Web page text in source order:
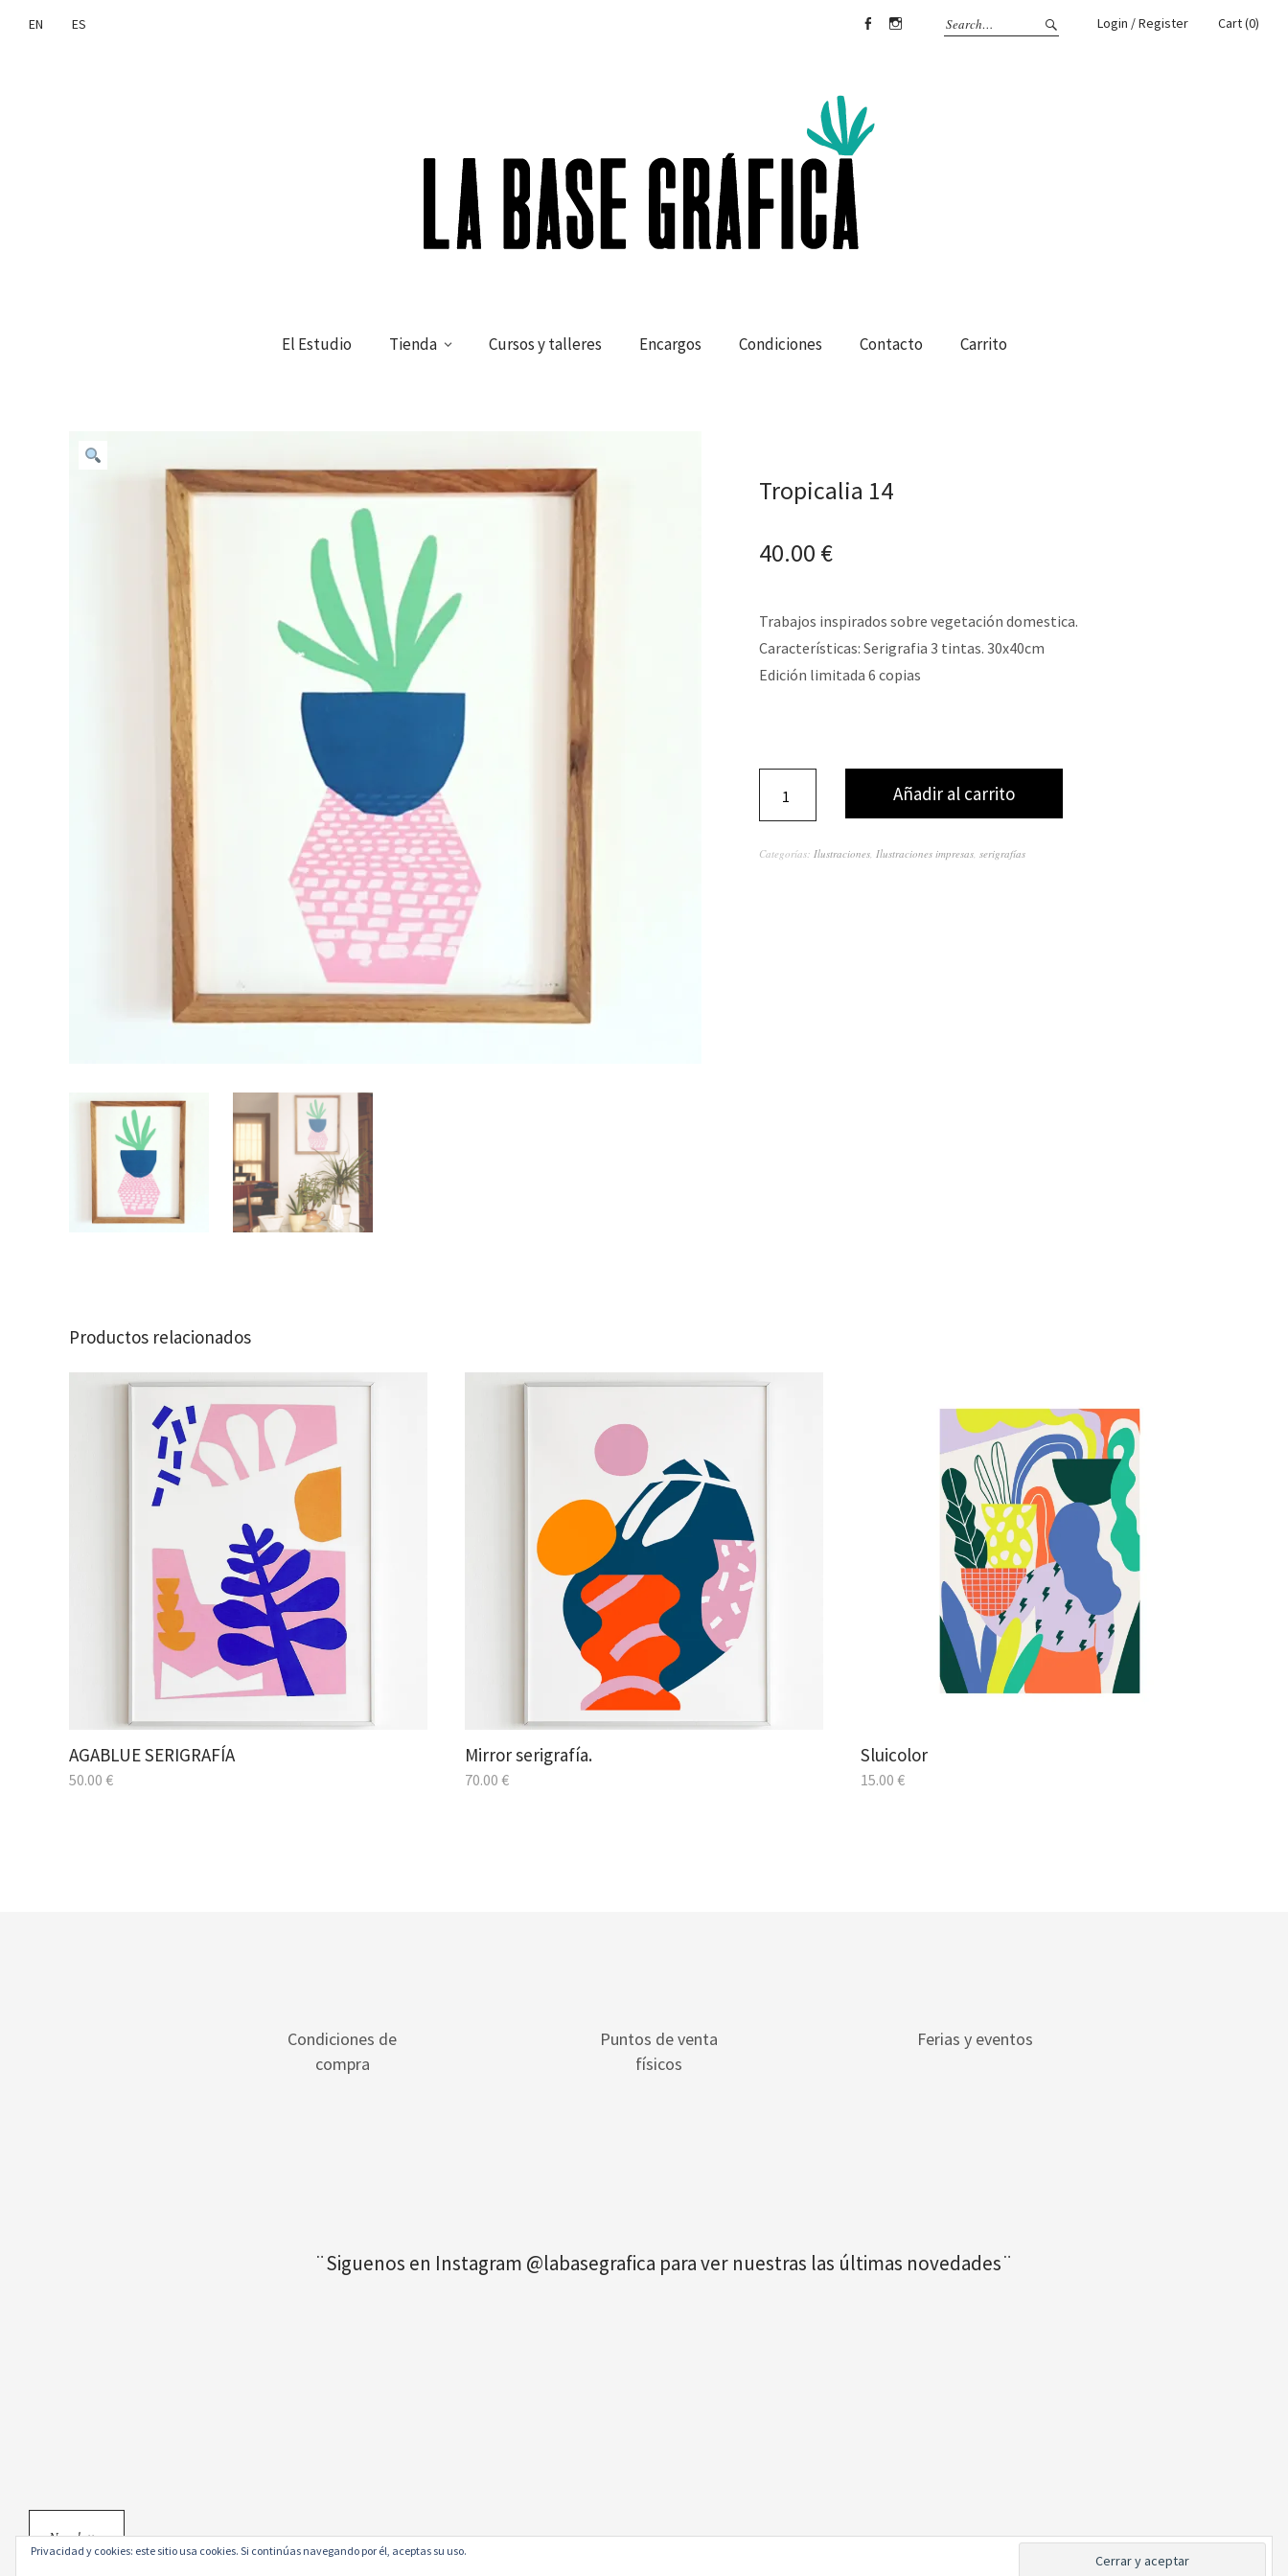
EN
ES
Login / Register Cart (0)
El Estudio Tienda Cursos y talleres Encargos Condiciones Contacto Carrito
Tropicalia 14
40.00 €
Trabajos inspirados sobre vegetación domestica.
Características: Serigrafia 3 tintas. 30x40cm
Edición limitada 6 copias
Añadir al carrito
Categorías: Ilustraciones, Ilustraciones impresas, serigrafías
Productos relacionados
AGABLUE SERIGRAFÍA
50.00 €
Mirror serigrafía.
70.00€
Sluicolor
15.00€
Condiciones de
compra
Puntos de venta
físicos
Ferias y eventos
¨Siguenos en Instagram @labasegrafica para ver nuestras las últimas novedades¨
Newsletter
Privacidad y cookies: este sitio usa cookies. Si continúas navegando por él, aceptas su uso.